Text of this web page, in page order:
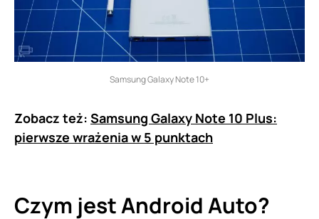
Samsung Galaxy Note 10+
Zobacz też: Samsung Galaxy Note 10 Plus:
pierwsze wrażenia w 5 punktach
Czym jest Android Auto?